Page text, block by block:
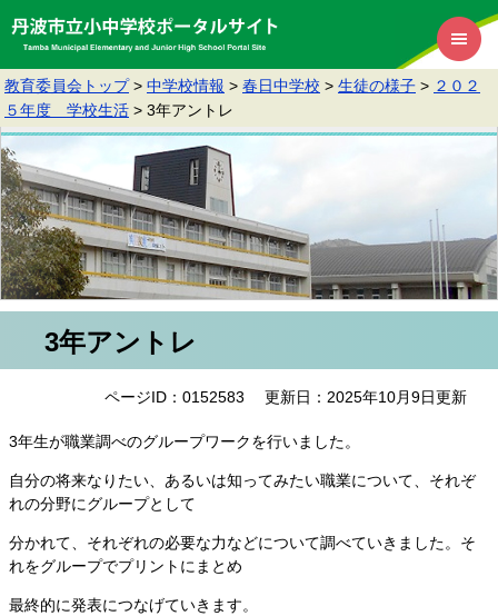
教育委員会トップ > 中学校情報 > 春日中学校 > 生徒の様子 > ２０２
５年度 学校生活 > 3年アントレ
3年アントレ
ページID：0152583 更新日：2025年10月9日更新
3年生が職業調べのグループワークを行いました。
自分の将来なりたい、あるいは知ってみたい職業について、それぞ
れの分野にグループとして
分かれて、それぞれの必要な力などについて調べていきました。そ
れをグループでプリントにまとめ
最終的に発表につなげていきます。